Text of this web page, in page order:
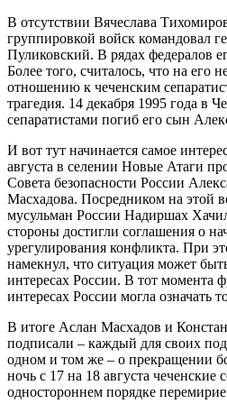
В отсутствии Вячеслава
группировкой войск командовал
Пуликовский. В рядах федералов
Более того, считалось, что на
отношению к чеченским
трагедия. 14 декабря 1995 года в
сепаратистами погиб его сын
И вот тут начинается самое
августа в селении Новые Атаги
Совета безопасности России
Масхадова. Посредником на этой
мусульман России Надиршах
стороны достигли соглашения о
урегулирования конфликта. При
намекнул, что ситуация может
интересах России. В тот момента
интересах России могла означать
В итоге Аслан Масхадов и
подписали – каждый для своих
одном и том же – о прекращении
ночь с 17 на 18 августа чеченские
одностороннем порядке